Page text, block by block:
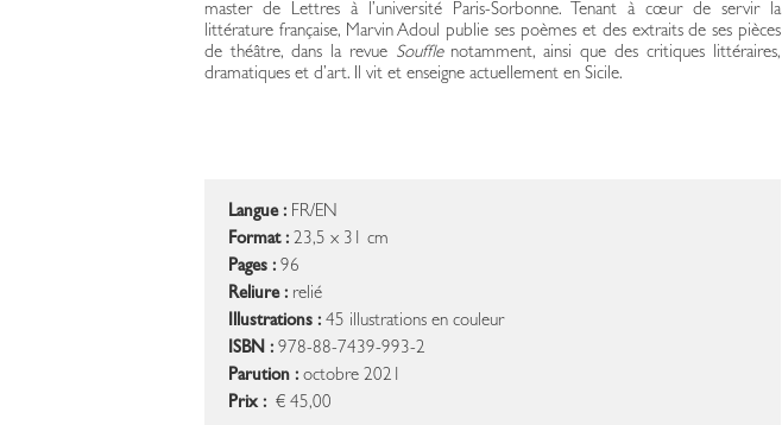
master de Lettres à l’université Paris-Sorbonne. Tenant à cœur de servir la
littérature française, Marvin Adoul publie ses poèmes et des extraits de ses pièces
de théâtre, dans la revue Soufflenotamment, ainsi que des critiques littéraires,
dramatiques et d’art. Il vit et enseigne actuellement en Sicile.
Langue : FR/EN
Format : 23,5 x 31 cm
Pages : 96
Reliure : relié
Illustrations : 45 illustrations en couleur
ISBN : 978-88-7439-993-2
Parution : octobre 2021
Prix : € 45,00